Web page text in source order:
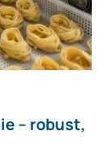
– robust,